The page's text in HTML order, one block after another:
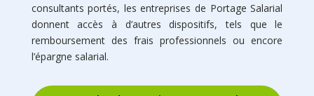
consultants portés, les entreprises de Portage Salarial
donnent accès à d’autres dispositifs, tels que le
remboursement des frais professionnels ou encore
l’épargne salarial.